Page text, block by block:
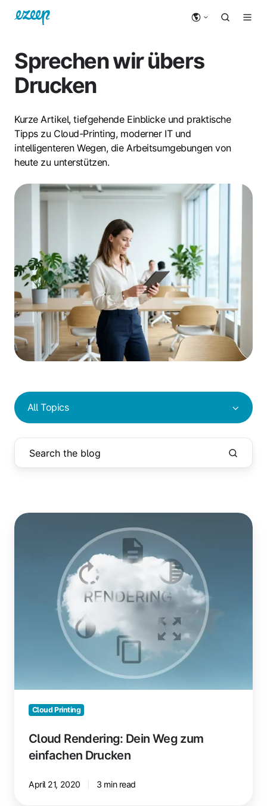
Sprechen wir übers
Drucken
Kurze Artikel, tiefgehende Einblicke und praktische
Tipps zu Cloud-Printing, moderner IT und
intelligenteren Wegen, die Arbeitsumgebungen von
heute zu unterstützen.
All Topics
Cloud
Cloud Printing
Cloud Rendering: Dein Weg zum
einfachen Drucken
April 21, 2020 3 min read